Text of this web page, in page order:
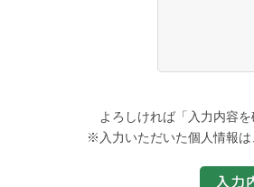
よろしければ「入力内容
※入力いただいた個人情報